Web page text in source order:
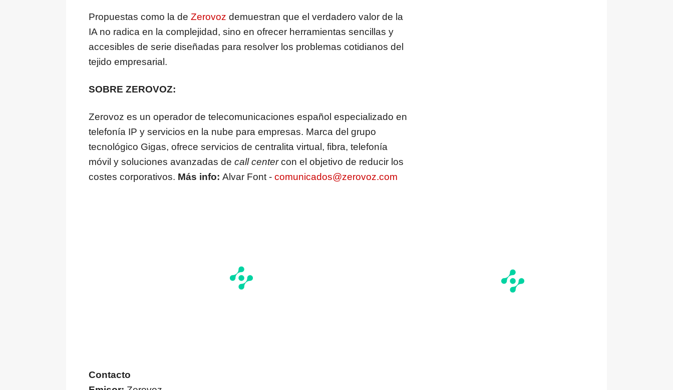
Propuestas como la de Zerovoz demuestran que el verdadero valor de la
IA no radica en la complejidad, sino en ofrecer herramientas sencillas y
accesibles de serie diseñadas para resolver los problemas cotidianos del
tejido empresarial.
SOBRE ZEROVOZ:
Zerovoz es un operador de telecomunicaciones español especializado en
telefonía IP y servicios en la nube para empresas. Marca del grupo
tecnológico Gigas, ofrece servicios de centralita virtual, fibra, telefonía
móvil y soluciones avanzadas de call centercon el objetivo de reducir los
costes corporativos. Más info: Alvar Font - comunicados@zerovoz.com
Contacto